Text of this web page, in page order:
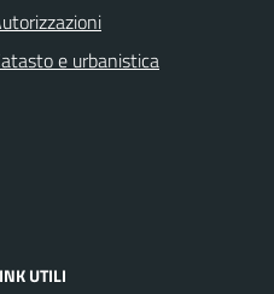
e urbanistica
UTILI